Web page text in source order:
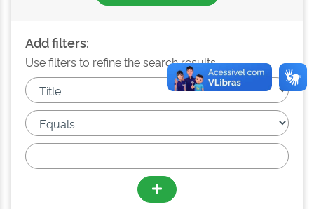
Add filters:
Use filters to refine the search results.